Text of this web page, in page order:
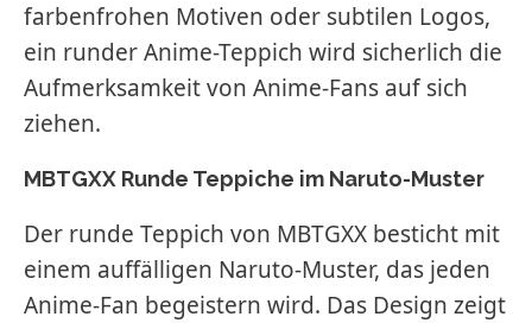
farbenfrohen Motiven oder subtilen Logos,
ein runder Anime-Teppich wird sicherlich die
Aufmerksamkeit von Anime-Fans auf sich
ziehen.
MBTGXX Runde Teppiche im Naruto-Muster
Der runde Teppich von MBTGXX besticht mit
einem auffälligen Naruto-Muster, das jeden
Anime-Fan begeistern wird. Das Design zeigt